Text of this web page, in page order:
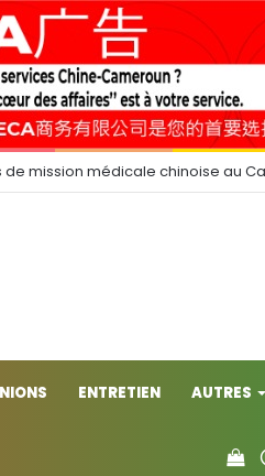
mission médicale chinoise au
ENTRETIEN AUTRES